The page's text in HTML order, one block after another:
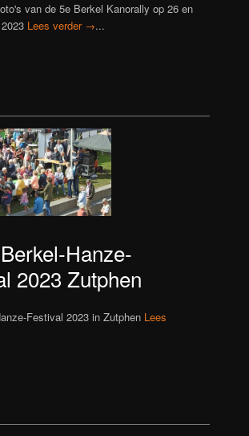
van de 5e Berkel Kanorally op 26 en
Lees verder →...
Berkel-Hanze-
2023 Zutphen
Festival 2023 in Zutphen Lees